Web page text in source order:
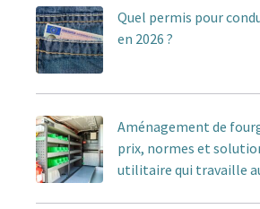
Quel permis pour
en 2026 ?
Aménagement de
prix, normes et
utilitaire qui travaille